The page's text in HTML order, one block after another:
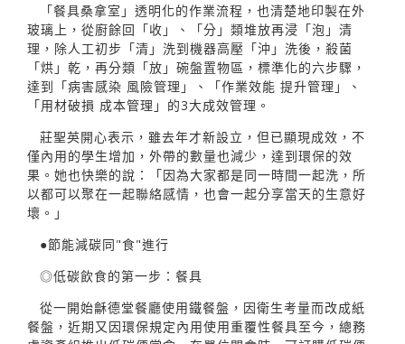
「餐具桑拿室」透明化的作業流程，也清楚地印製在外
玻璃上，從廚餘回「收」、「分」類堆放再浸「泡」清
理，除人工初步「清」洗到機器高壓「沖」洗後，殺菌
「烘」乾，再分類「放」碗盤置物區，標準化的六步驟，
達到「病害感染 風險管理」、「作業效能 提升管理」、
「用材破損 成本管理」的3大成效管理。
莊聖英開心表示，雖去年才新設立，但已顯現成效，不
僅內用的學生增加，外帶的數量也減少，達到環保的效
果。她也快樂的說：「因為大家都是同一時間一起洗，所
以都可以聚在一起聯絡感情，也會一起分享當天的生意好
壞。」
●節能減碳同"食"進行
◎低碳飲食的第一步：餐具
從一開始龢德堂餐廳使用鐵餐盤，因衛生考量而改成紙
餐盤，近期又因環保規定內用使用重覆性餐具至今，總務